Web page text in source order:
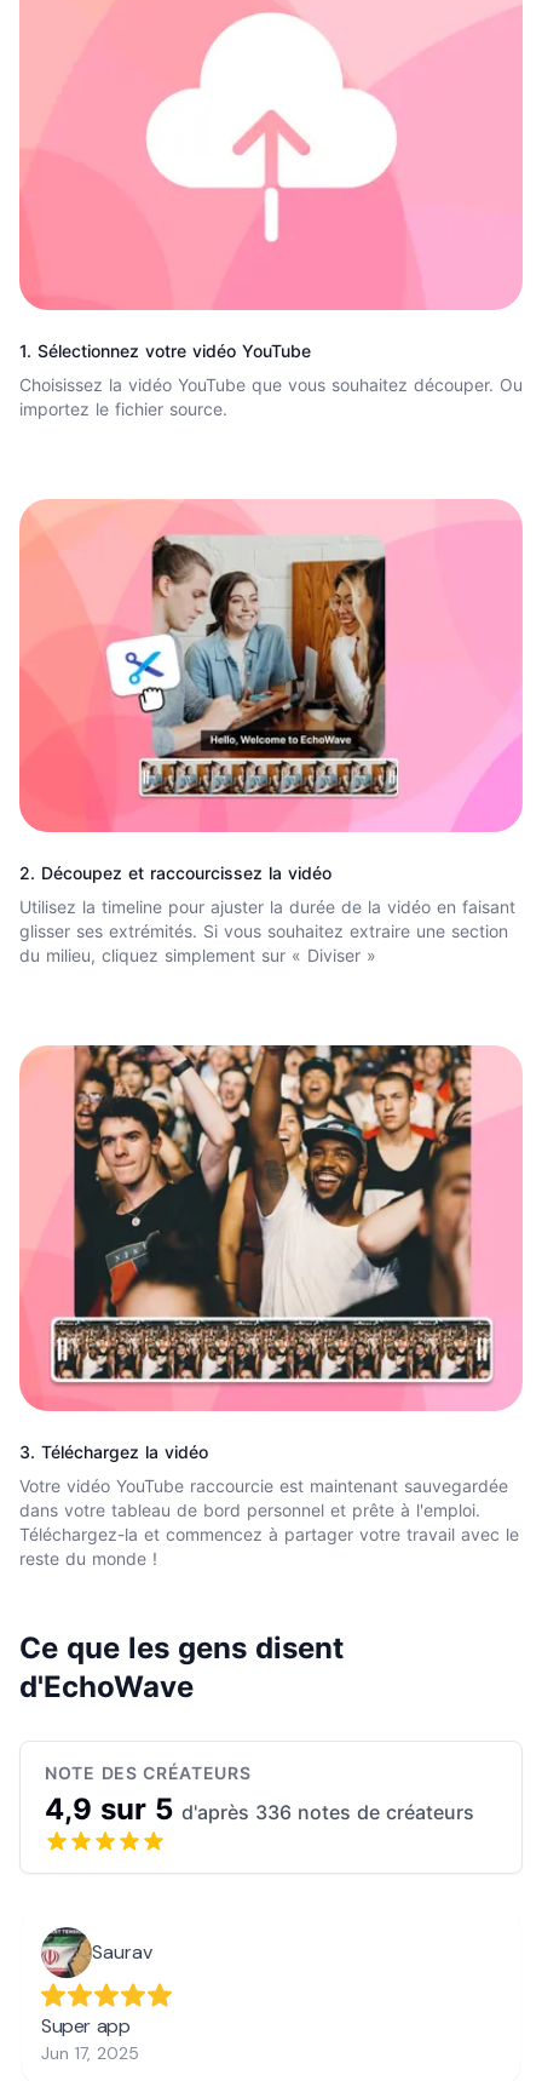
1. Sélectionnez votre vidéo YouTube
Choisissez la vidéo YouTube que vous souhaitez découper. Ou
importez le fichier source.
2. Découpez et raccourcissez la vidéo
Utilisez la timeline pour ajuster la durée de la vidéo en faisant
glisser ses extrémités. Si vous souhaitez extraire une section
du milieu, cliquez simplement sur « Diviser »
3. Téléchargez la vidéo
Votre vidéo YouTube raccourcie est maintenant sauvegardée
dans votre tableau de bord personnel et prête à l'emploi.
Téléchargez-la et commencez à partager votre travail avec le
reste du monde !
Ce que les gens disent
d'EchoWave
NOTE DES CRÉATEURS
4,9 sur 5 d'après 336 notes de créateurs